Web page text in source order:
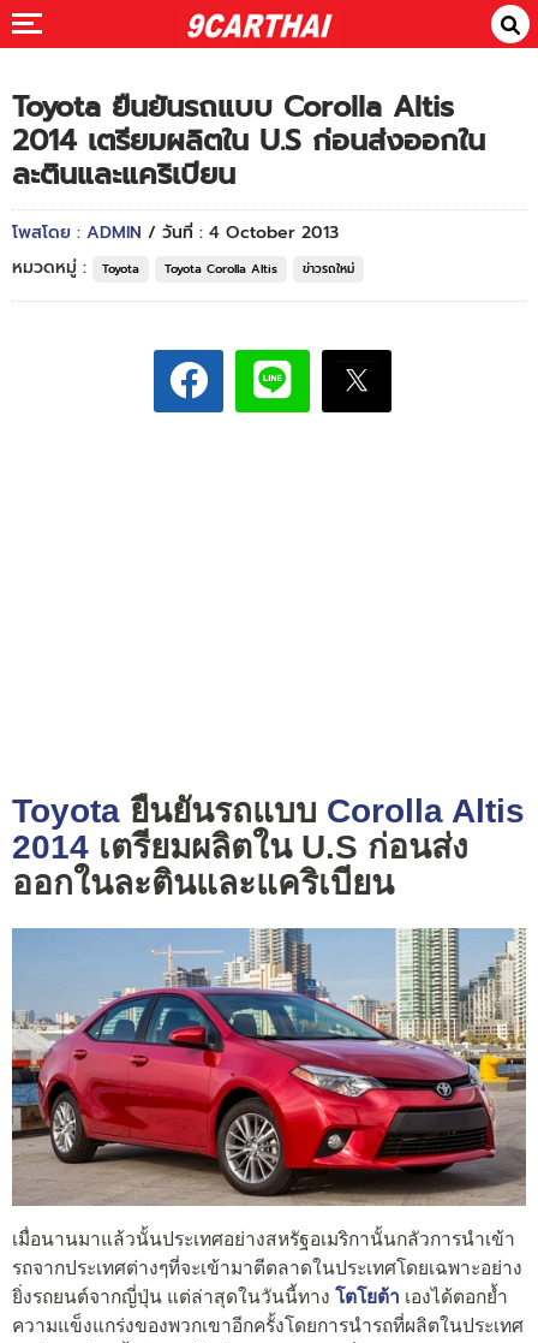
Toyota ยืนยันรถแบบ Corolla Altis
2014 เตรียมผลิตใน U.S ก่อนส่งออกใน
ละตินและแคริเบียน
โพสโดย : ADMIN / วันที่ : 4 October 2013
หมวดหมู่ :
Toyota Toyota Corolla Altis ข่าวรถใหม่
Toyota ยืนยันรถแบบ Corolla Altis
2014 เตรียมผลิตใน U.S ก่อนส่ง
ออกในละตินและแคริเบียน
เมื่อนานมาแล้วนั้นประเทศอย่างสหรัฐอเมริกานั้นกลัวการนำเข้า
รถจากประเทศต่างๆที่จะเข้ามาตีตลาดในประเทศโดยเฉพาะอย่าง
ยิ่งรถยนต์จากญี่ปุ่น แต่ล่าสุดในวันนี้ทาง โตโยต้า เองได้ตอกย้ำ
ความแข็งแกร่งของพวกเขาอีกครั้งโดยการนำรถที่ผลิตในประเทศ